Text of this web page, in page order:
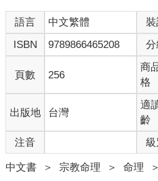
語言 中文繁體
ISBN
9789866465208 分
頁數 256
商
格
出版地 台灣
適
齡
注音 級
中文書 ＞ 宗教命理 ＞ 命理 ＞